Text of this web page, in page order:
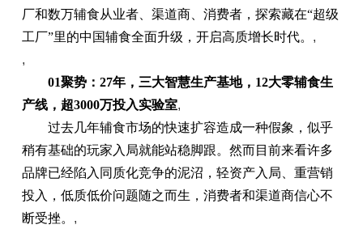
厂和数万辅食从业者、渠道商、消费者，探索藏在“超级
工厂”里的中国辅食全面升级，开启高质增长时代。 ,
,
01聚势：27年，三大智慧生产基地，12大零辅食生
产线，超3000万投入实验室,
过去几年辅食市场的快速扩容造成一种假象，似乎
稍有基础的玩家入局就能站稳脚跟。然而目前来看许多
品牌已经陷入同质化竞争的泥沼，轻资产入局、重营销
投入，低质低价问题随之而生，消费者和渠道商信心不
断受挫。 ,